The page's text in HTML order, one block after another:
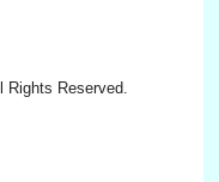
Rights Reserved.